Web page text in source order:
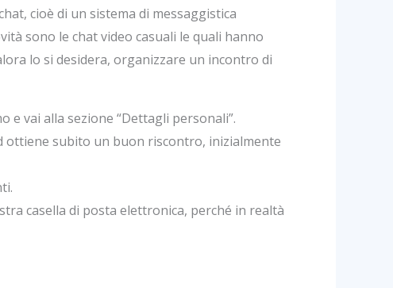
cioè di un sistema di messaggistica
sono le chat video casuali le quali hanno
lo si desidera, organizzare un incontro di
e vai alla sezione “Dettagli personali”.
ottiene subito un buon riscontro, inizialmente
casella di posta elettronica, perché in realtà